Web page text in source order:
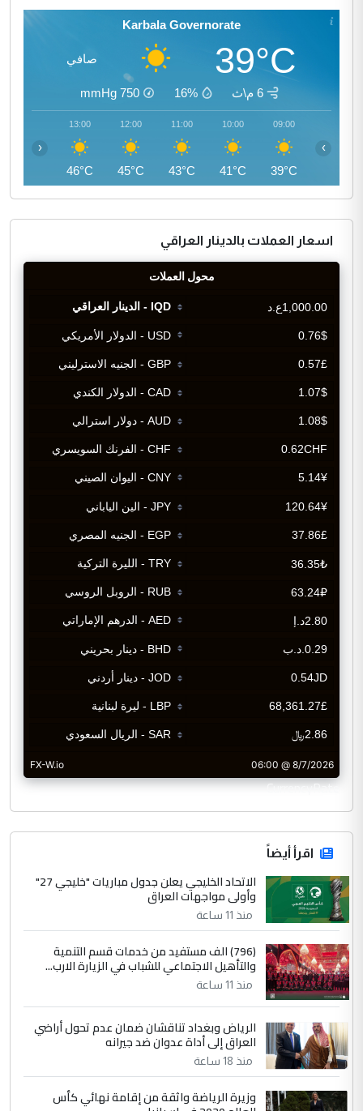
Karbala Governorate
39°C صافي
6 م\ث 16%
750
mmHg
09:00
39°C
10:00
41°C
11:00
43°C
12:00
45°C
13:00
46°C
‹ ›
اسعار العملات بالدينار العراقي
CurrencyRate
اقرأ أيضاً
الاتحاد الخليجي يعلن جدول مباريات "خليجي 27"
وأولى مواجهات العراق
منذ 11 ساعة
(796) الف مستفيد من خدمات قسم التنمية
والتأهيل الاجتماعي للشباب في الزيارة الارب...
منذ 11 ساعة
الرياض وبغداد تناقشان ضمان عدم تحول أراضي
العراق إلى أداة عدوان ضد جيرانه
منذ 18 ساعة
وزيرة الرياضة واثقة من إقامة نهائي كأس